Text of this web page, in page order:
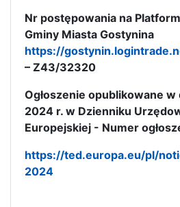
Nr postępowania na
Gminy Miasta Gostynina
https://
– Z43/32320
Ogłoszenie opublikowane
2024 r. w Dzienniku
Europejskiej - Numer
https://ted.europa.eu/pl/
2024